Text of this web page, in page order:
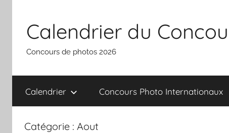
contenu
Calendrier du
Concours de photos 2026
Calendrier Concours Photo Internationaux
Catégorie : Aout